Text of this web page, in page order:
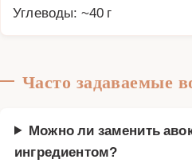
Углеводы: ~40 г
Часто задаваемые
Можно ли заменить
ингредиентом?